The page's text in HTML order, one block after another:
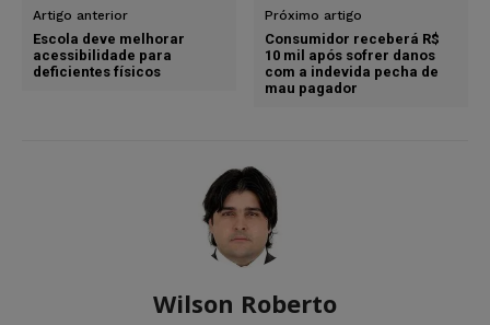
Artigo anterior
Escola deve melhorar
acessibilidade para
deficientes físicos
Próximo artigo
Consumidor receberá R$
10 mil após sofrer danos
com a indevida pecha de
mau pagador
Wilson Roberto